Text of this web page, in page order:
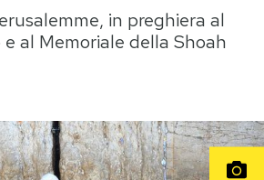
Storie/Idee
Ok Boomer!
Altrecose
Mondiali calcio 2026
in preghiera al
al Memoriale della Shoah